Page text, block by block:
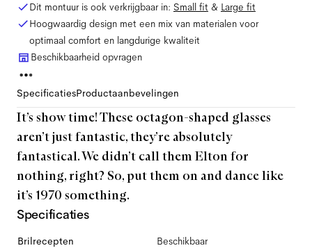
Dit montuur is ook verkrijgbaar in: Small fit & Large fit
Hoogwaardig design met een mix van materialen voor
optimaal comfort en langdurige kwaliteit
Beschikbaarheid opvragen
SpecificatiesProductaanbevelingen
It’s show time! These octagon-shaped glasses
aren’t just fantastic, they’re absolutely
fantastical. We didn’t call them Elton for
nothing, right? So, put them on and dance like
it’s 1970 something.
Specificaties
Brilrecepten
Beschikbaar